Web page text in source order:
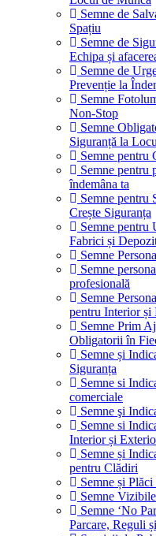
Semne de
Spațiu
Semne de
Echipa și
Semne de
Prevenție la
Semne
Non-Stop
Semne
Siguranță la
Semne pentru
Semne pentru
îndemâna ta
Semne pentru
Crește Siguranța
Semne pentru
Fabrici și
Semne
Semne
profesională
Semne
pentru Interior și
Semne Prim
Obligatorii în
Semne și
Siguranța
Semne si
comerciale
Semne şi
Semne si
Interior și
Semne și
pentru Clădiri
Semne și
Semne
Semne ‘No
Parcare, Reguli